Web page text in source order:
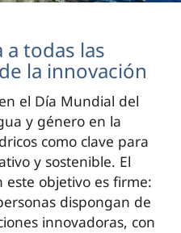
a todas las
la innovación
el Día Mundial del
y género en la
como clave para
y sostenible. El
este objetivo es firme:
dispongan de
innovadoras, con